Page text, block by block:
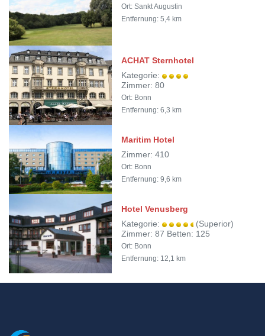
Ort: Sankt Augustin
Entfernung: 5,4 km
ACHAT Sternhotel
Kategorie:
Zimmer: 80
Ort: Bonn
Entfernung: 6,3 km
Maritim Hotel
Zimmer: 410
Ort: Bonn
Entfernung: 9,6 km
Hotel Venusberg
Kategorie:
(Superior)
Zimmer: 87 Betten: 125
Ort: Bonn
Entfernung: 12,1 km